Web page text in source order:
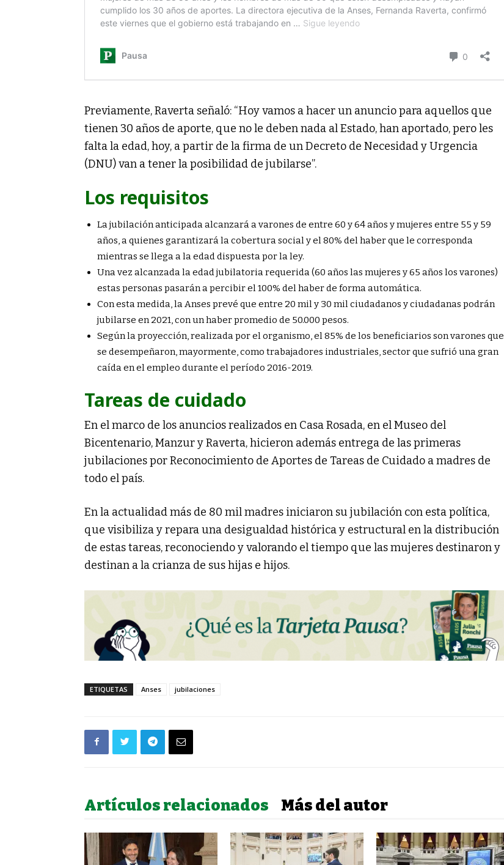
Previamente, Raverta señaló: “Hoy vamos a hacer un anuncio para aquellos que
tienen 30 años de aporte, que no le deben nada al Estado, han aportado, pero les
falta la edad, hoy, a partir de la firma de un Decreto de Necesidad y Urgencia
(DNU) van a tener la posibilidad de jubilarse”.
Los requisitos
La jubilación anticipada alcanzará a varones de entre 60 y 64 años y mujeres entre 55 y 59
años, a quienes garantizará la cobertura social y el 80% del haber que le corresponda
mientras se llega a la edad dispuesta por la ley.
Una vez alcanzada la edad jubilatoria requerida (60 años las mujeres y 65 años los varones)
estas personas pasarán a percibir el 100% del haber de forma automática.
Con esta medida, la Anses prevé que entre 20 mil y 30 mil ciudadanos y ciudadanas podrán
jubilarse en 2021, con un haber promedio de 50.000 pesos.
Según la proyección, realizada por el organismo, el 85% de los beneficiarios son varones que
se desempeñaron, mayormente, como trabajadores industriales, sector que sufrió una gran
caída en el empleo durante el período 2016-2019.
Tareas de cuidado
En el marco de los anuncios realizados en Casa Rosada, en el Museo del
Bicentenario, Manzur y Raverta, hicieron además entrega de las primeras
jubilaciones por Reconocimiento de Aportes de Tareas de Cuidado a madres de
todo el país.
En la actualidad más de 80 mil madres iniciaron su jubilación con esta política,
que visibiliza y repara una desigualdad histórica y estructural en la distribución
de estas tareas, reconociendo y valorando el tiempo que las mujeres destinaron y
destinan a la crianza de sus hijas e hijos.
ETIQUETAS Anses jubilaciones
Artículos relacionados Más del autor